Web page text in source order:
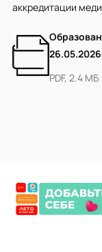
аккредитации
PDF, 2.4 МБ